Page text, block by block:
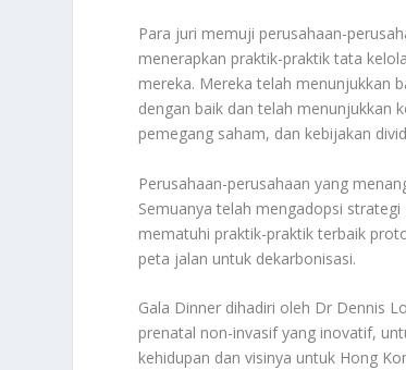
Para juri memuji perusahaan-
menerapkan praktik-praktik tata
mereka. Mereka telah menunjukkan
dengan baik dan telah menunjukkan
pemegang saham, dan kebijakan
Perusahaan-perusahaan yang
Semuanya telah mengadopsi
mematuhi praktik-praktik terbaik
peta jalan untuk dekarbonisasi.
Gala Dinner dihadiri oleh Dr Dennis
prenatal non-invasif yang inovatif,
kehidupan dan visinya untuk Hong